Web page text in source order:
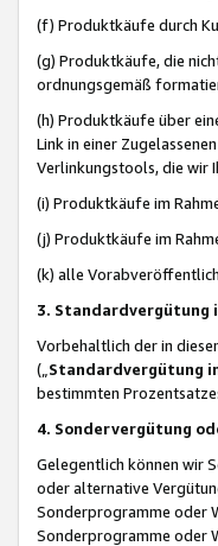
(f) Produktkäufe durch
(g) Produktkäufe, die
ordnungsgemäß
(h) Produktkäufe über
Link in einer
Verlinkungstools, die wir
(i) Produktkäufe im
(j) Produktkäufe im
(k) alle
3. Standardvergütung
Vorbehaltlich der in
(„ Standardvergütung
bestimmten
4. Sondervergütung
Gelegentlich können wir
oder alternative
Sonderprogramme oder
Sonderprogramme oder